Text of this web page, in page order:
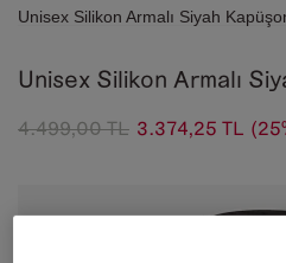
Unisex Silikon Armalı Siyah
Unisex Silikon Armalı
4.499,00 TL 3.374,25 TL